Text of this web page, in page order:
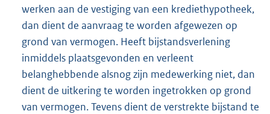
werken aan de vestiging van een krediethypotheek,
dan dient de aanvraag te worden afgewezen op
grond van vermogen. Heeft bijstandsverlening
inmiddels plaatsgevonden en verleent
belanghebbende alsnog zijn medewerking niet, dan
dient de uitkering te worden ingetrokken op grond
van vermogen. Tevens dient de verstrekte bijstand te